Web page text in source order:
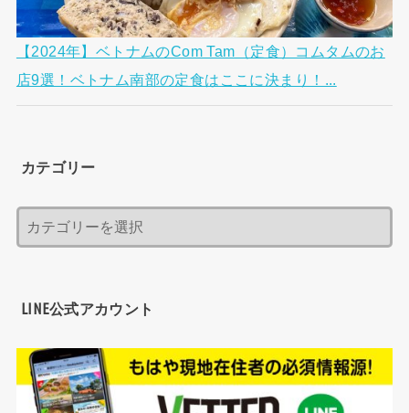
【2024年】ベトナムのCom Tam（定食）コムタムのお
店9選！ベトナム南部の定食はここに決まり！...
カテゴリー
LINE公式アカウント